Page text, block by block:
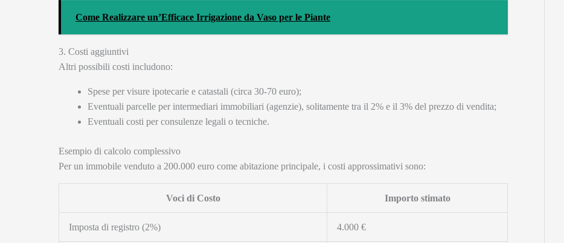
Come Realizzare un’Efficace Irrigazione da Vaso per le Piante
3. Costi aggiuntivi
Altri possibili costi includono:
Spese per visure ipotecarie e catastali (circa 30-70 euro);
Eventuali parcelle per intermediari immobiliari (agenzie), solitamente tra il 2% e il 3% del prezzo di vendita;
Eventuali costi per consulenze legali o tecniche.
Esempio di calcolo complessivo
Per un immobile venduto a 200.000 euro come abitazione principale, i costi approssimativi sono:
Voci di Costo Importo stimato
Imposta di registro (2%) 4.000 €